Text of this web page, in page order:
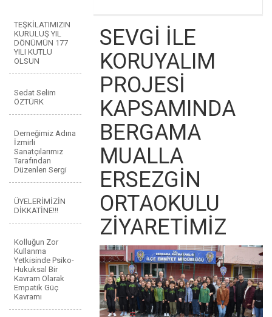
TEŞKİLATIMIZIN
KURULUŞ YIL
DÖNÜMÜN 177
YILI KUTLU
OLSUN
Sedat Selim
ÖZTÜRK
Derneğimiz Adına
İzmirli
Sanatçılarımız
Tarafından
Düzenlen Sergi
ÜYELERİMİZİN
DİKKATİNE!!!
Kolluğun Zor
Kullanma
Yetkisinde Psiko-
Hukuksal Bir
Kavram Olarak
Empatik Güç
Kavramı
SEVGİ İLE
KORUYALIM
PROJESİ
KAPSAMINDA
BERGAMA
MUALLA
ERSEZGİN
ORTAOKULU
ZİYARETİMİZ